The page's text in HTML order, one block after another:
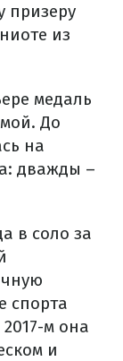
призеру
из
медаль
До
на
дважды –
в соло за
спорта
м она
и